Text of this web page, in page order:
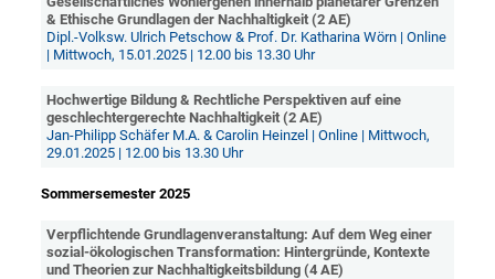
& Ethische Grundlagen der Nachhaltigkeit (2 AE)
Dipl.-Volksw. Ulrich Petschow & Prof. Dr. Katharina Wörn | Online
| Mittwoch, 15.01.2025 | 12.00 bis 13.30 Uhr
Hochwertige Bildung & Rechtliche Perspektiven auf eine
geschlechtergerechte Nachhaltigkeit (2 AE)
Jan-Philipp Schäfer M.A. & Carolin Heinzel | Online | Mittwoch,
29.01.2025 | 12.00 bis 13.30 Uhr
Sommersemester 2025
Verpflichtende Grundlagenveranstaltung: Auf dem Weg einer
sozial-ökologischen Transformation: Hintergründe, Kontexte
und Theorien zur Nachhaltigkeitsbildung (4 AE)